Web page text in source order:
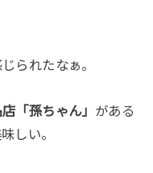
られたなぁ。
「孫ちゃん」 がある
しい。